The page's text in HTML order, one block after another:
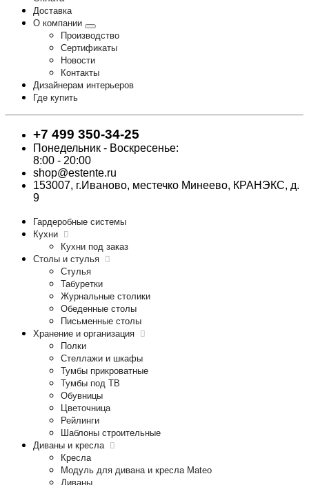
Доставка
О компании
Производство
Сертификаты
Новости
Контакты
Дизайнерам интерьеров
Где купить
+7 499 350-34-25
Понедельник - Воскресенье:
8:00 - 20:00
shop@estente.ru
153007, г.Иваново, местечко Минеево, КРАНЭКС, д.
9
Гардеробные системы
Кухни
Кухни под заказ
Столы и стулья
Стулья
Табуретки
Журнальные столики
Обеденные столы
Письменные столы
Хранение и организация
Полки
Стеллажи и шкафы
Тумбы прикроватные
Тумбы под ТВ
Обувницы
Цветочница
Рейлинги
Шаблоны строительные
Диваны и кресла
Кресла
Модуль для дивана и кресла Mateo
Диваны